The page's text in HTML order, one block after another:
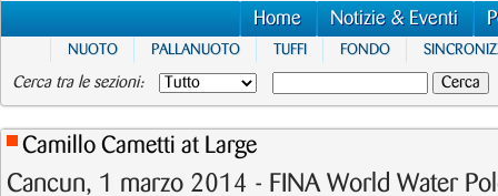
Home Notizie & Eventi
NUOTO PALLANUOTO TUFFI FONDO
Cerca tra le sezioni:
Camillo Cametti at Large
Cancun, 1 marzo 2014 - FINA World Water